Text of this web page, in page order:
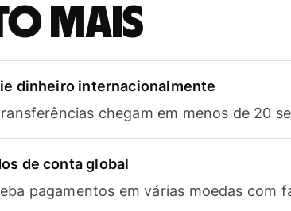
mais
dinheiro internacionalmente
chegam em menos de 20
de conta global
pagamentos em várias moedas com